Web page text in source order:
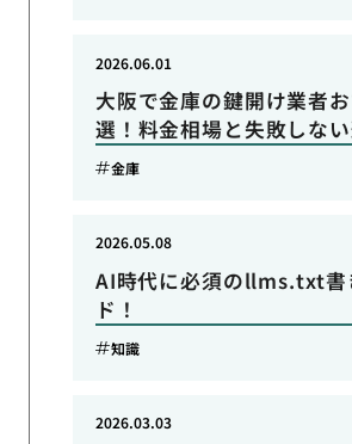
大阪で金庫の鍵開け業者
選！料金相場と失敗しな
2026.06.01
金庫
AI時代に必須のllms.txt書
ド！
2026.05.08
知識
2026.03.03